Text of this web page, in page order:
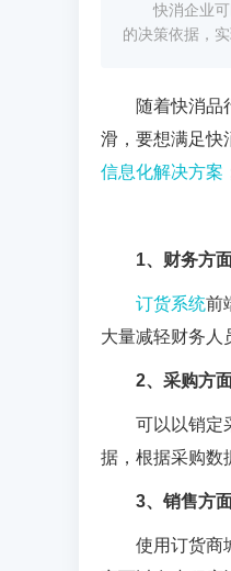
快消企业
的决策依据，
随着快消品
滑，要想满足快
信息化解决方案
1、财务方
订货系统前
大量减轻财务人
2、采购方
可以以销定
据，根据采购数
3、销售方
使用订货商